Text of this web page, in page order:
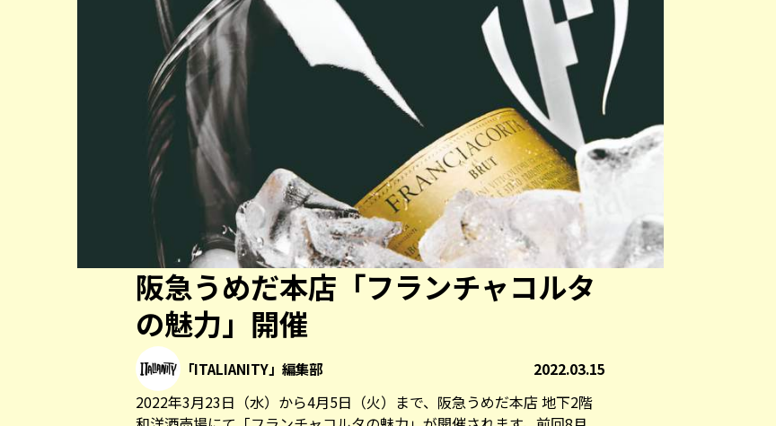
阪急うめだ本店「フランチャコルタ
の魅力」開催
「ITALIANITY」編集部 2022.03.15
2022年3月23日（水）から4月5日（火）まで、阪急うめだ本店 地下2階